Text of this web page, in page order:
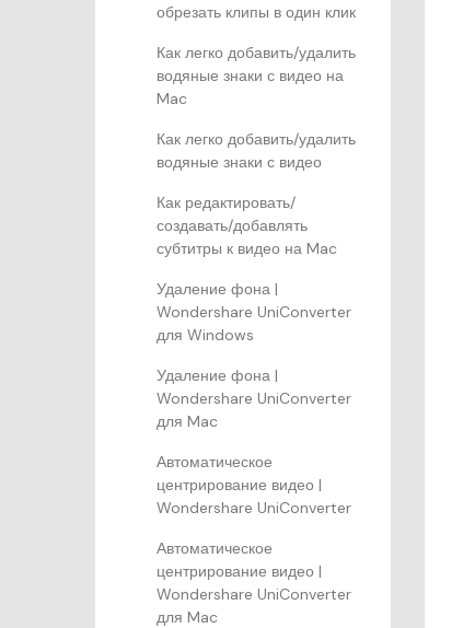
обрезать клипы в один клик
Как легко добавить/удалить
водяные знаки с видео на
Mac
Как легко добавить/удалить
водяные знаки с видео
Как редактировать/
создавать/добавлять
субтитры к видео на Mac
Удаление фона |
Wondershare UniConverter
для Windows
Удаление фона |
Wondershare UniConverter
для Mac
Автоматическое
центрирование видео |
Wondershare UniConverter
Автоматическое
центрирование видео |
Wondershare UniConverter
для Mac